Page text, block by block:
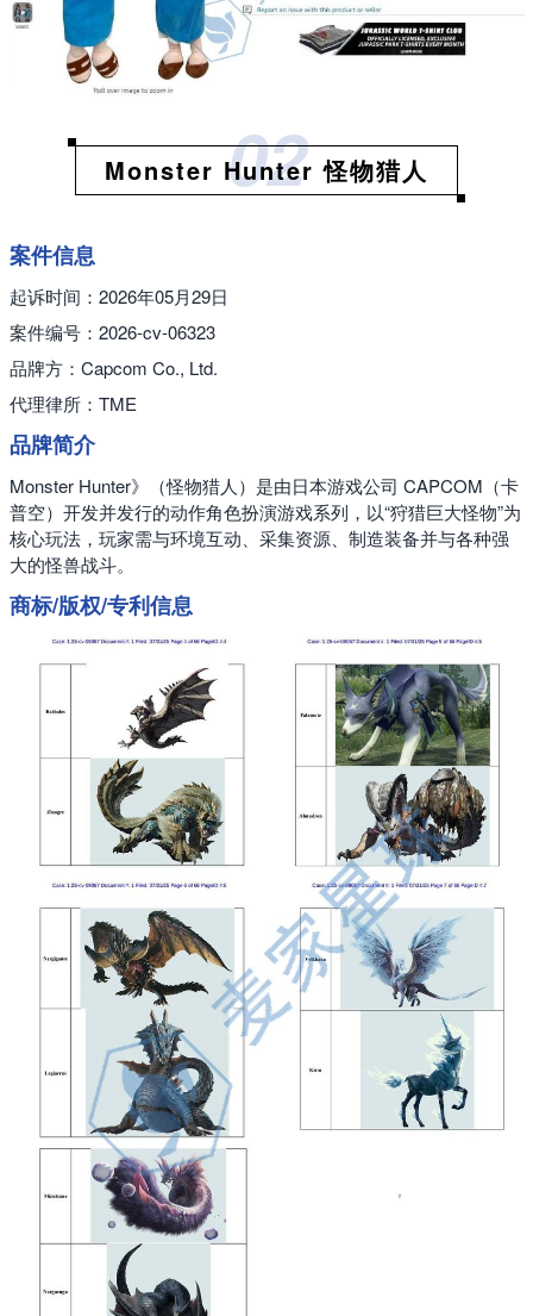
02
Monster Hunter 怪物猎人
案件信息
起诉时间：2026年05月29日
案件编号：2026-cv-06323
品牌方：Capcom Co., Ltd.
代理律所：TME
品牌简介
Monster Hunter》（怪物猎人）是由日本游戏公司 CAPCOM（卡
普空）开发并发行的动作角色扮演游戏系列，以“狩猎巨大怪物”为
核心玩法，玩家需与环境互动、采集资源、制造装备并与各种强
大的怪兽战斗。
商标/版权/专利信息